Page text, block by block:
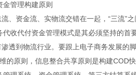
管理构建原则
、资金流、实物流交错在一起，“三流”
收代付资金管理模式是其必须坚持的
透到物流行业。要跟上电子商务发展的
的原则，信息整合共享原则是构建